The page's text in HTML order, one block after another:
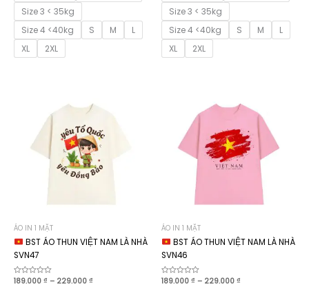
Size 3 < 35kg
Size 4 <40kg
S M
L
XL
2XL
Size 3 < 35kg
Size 4 <40kg
S M
L
XL
2XL
ÁO IN 1 MẶT
BST ÁO THUN VIỆT NAM LÀ NHÀ
SVN47
Được
189.000 ₫ – 229.000 ₫
ÁO IN 1 MẶT
BST ÁO THUN VIỆT NAM LÀ NHÀ
SVN46
Được
189.000 ₫ – 229.000 ₫